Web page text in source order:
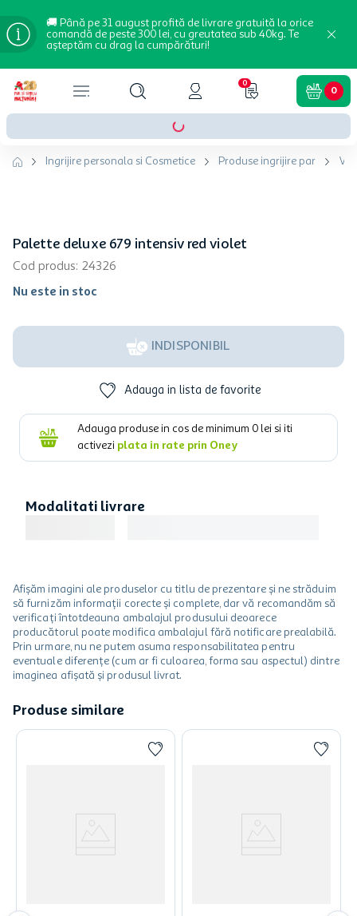
🚚 Până pe 31 august profită de livrare gratuită la orice
comandă de peste 300 lei, cu greutatea sub 40kg. Te
așteptăm cu drag la cumpărături!
0
0
Ingrijire personala si Cosmetice Produse ingrijire par
Palette deluxe 679 intensiv red violet
Cod produs: 24326
Nu este in stoc
INDISPONIBIL
Adauga in lista de favorite
Adauga produse in cos de minimum 0 lei si iti
activezi plata in rate prin Oney
Modalitati livrare
Afișăm imagini ale produselor cu titlu de prezentare și ne străduim
să furnizăm informații corecte și complete, dar vă recomandăm să
verificați întotdeauna ambalajul produsului deoarece
producătorul poate modifica ambalajul fără notificare prealabilă.
Prin urmare, nu ne putem asuma responsabilitatea pentru
eventuale diferențe (cum ar fi culoarea, forma sau aspectul) dintre
imaginea afișată și produsul livrat.
Produse similare